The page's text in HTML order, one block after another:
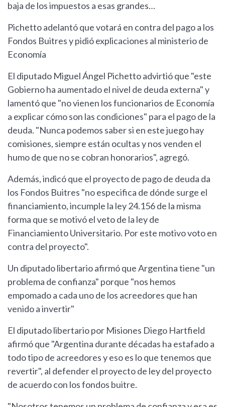
baja de los impuestos a esas grandes…
Pichetto adelantó que votará en contra del pago a los
Fondos Buitres y pidió explicaciones al ministerio de
Economía
El diputado Miguel Ángel Pichetto advirtió que "este
Gobierno ha aumentado el nivel de deuda externa" y
lamentó que "no vienen los funcionarios de Economía
a explicar cómo son las condiciones" para el pago de la
deuda. "Nunca podemos saber si en este juego hay
comisiones, siempre están ocultas y nos venden el
humo de que no se cobran honorarios", agregó.
Además, indicó que el proyecto de pago de deuda da
los Fondos Buitres "no especifica de dónde surge el
financiamiento, incumple la ley 24.156 de la misma
forma que se motivó el veto de la ley de
Financiamiento Universitario. Por este motivo voto en
contra del proyecto".
Un diputado libertario afirmó que Argentina tiene "un
problema de confianza" porque "nos hemos
empomado a cada uno de los acreedores que han
venido a invertir"
El diputado libertario por Misiones Diego Hartfield
afirmó que "Argentina durante décadas ha estafado a
todo tipo de acreedores y eso es lo que tenemos que
revertir", al defender el proyecto de ley del proyecto
de acuerdo con los fondos buitre.